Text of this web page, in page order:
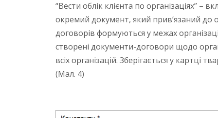
“Вести облік клієнта по організаціях” –
окремий документ, який прив’язаний до
договорів формуються у межах
створені документи-договори щодо
всіх організацій. Зберігається у картці
(Мал. 4)